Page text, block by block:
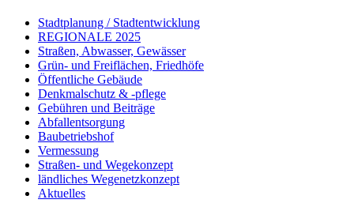
Stadtplanung / Stadtentwicklung
REGIONALE 2025
Straßen, Abwasser, Gewässer
Grün- und Freiflächen, Friedhöfe
Öffentliche Gebäude
Denkmalschutz & -pflege
Gebühren und Beiträge
Abfallentsorgung
Baubetriebshof
Vermessung
Straßen- und Wegekonzept
ländliches Wegenetzkonzept
Aktuelles